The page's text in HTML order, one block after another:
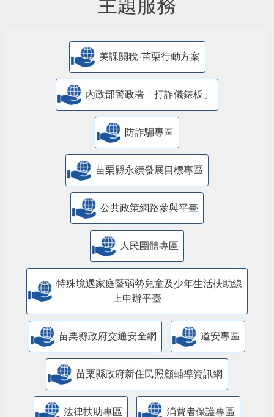
美課關稅-苗栗行動方案
內政部警政署「打詐儀錶板」
防詐騙專區
苗栗縣永續發展目標專區
公共政策網路參與平臺
人民團體專區
上申辦平臺
苗栗縣政府交通安全網 道安專區
苗栗縣政府新住民照顧輔導資訊網